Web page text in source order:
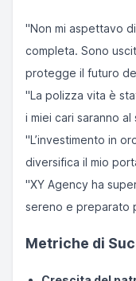
"Non mi aspettavo
completa. Sono
protegge il futuro
"La polizza vita è
i miei cari saranno
"L’investimento in
diversifica il mio
"XY Agency ha
sereno e preparato
Metriche di